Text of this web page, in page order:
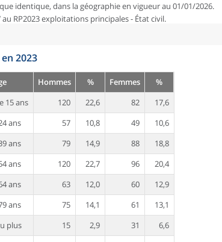
identique, dans la géographie en vigueur au 01/01/2026.
RP2023 exploitations principales - État civil.
2023
Hommes % Femmes
%
15 ans
120 22,6 82
17,6
ans
57 10,8 49
10,6
ans
79 14,9 88
18,8
ans
120 22,7 96
20,4
ans
63 12,0 60
12,9
ans
75 14,1 61
13,1
plus
15 2,9 31
6,6